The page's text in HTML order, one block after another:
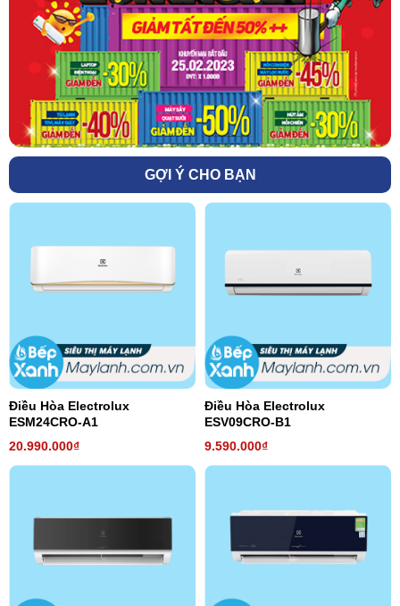
GỢI Ý CHO BẠN
Điều Hòa Electrolux
ESM24CRO-A1
20.990.000₫
Điều Hòa Electrolux
ESV09CRO-B1
9.590.000₫